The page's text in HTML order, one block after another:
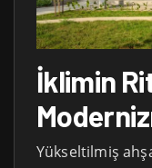
İklimin
Yükseltilmiş